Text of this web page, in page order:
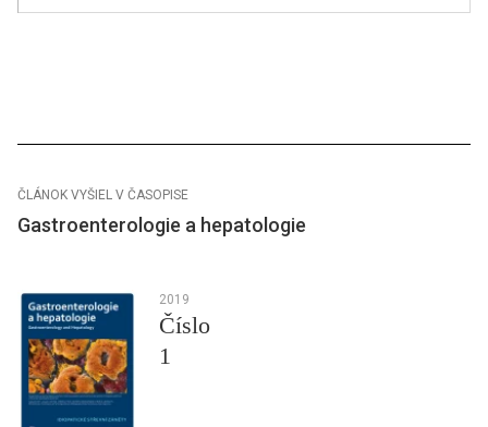
ČLÁNOK VYŠIEL V ČASOPISE
Gastroenterologie a hepatologie
2019
Číslo
1